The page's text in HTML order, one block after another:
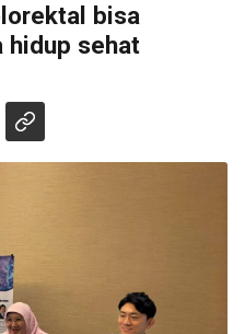
bisa
hidup sehat